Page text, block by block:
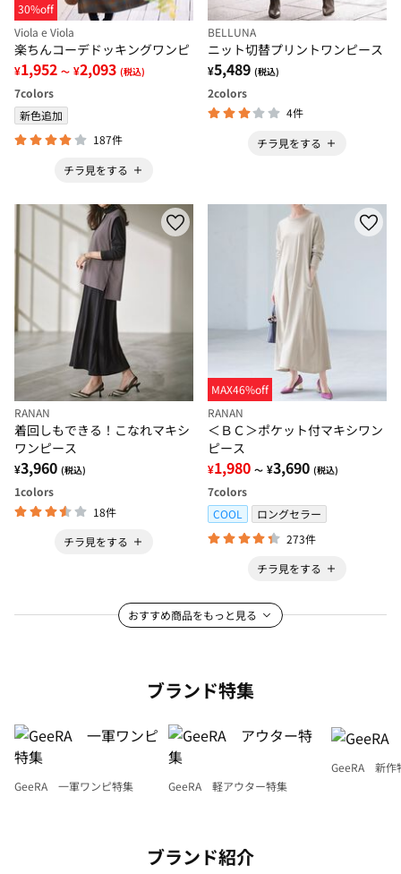
30%off
Viola e Viola
楽ちんコーデドッキングワンピ
¥1,952 ～ ¥2,093 (税込)
7colors
新色追加
187件
チラ見をする
BELLUNA
ニット切替プリントワンピース
¥5,489 (税込)
2colors
4件
チラ見をする
RANAN
着回しもできる！こなれマキシ
ワンピース
¥3,960 (税込)
1colors
18件
チラ見をする
MAX46%off
RANAN
＜ＢＣ＞ポケット付マキシワン
ピース
¥1,980 ～ ¥3,690 (税込)
7colors
COOL
ロングセラー
273件
チラ見をする
おすすめ商品をもっと見る
ブランド特集
GeeRA 一軍ワンピ特集 GeeRA 軽アウター特集
GeeRA 新作
ブランド紹介